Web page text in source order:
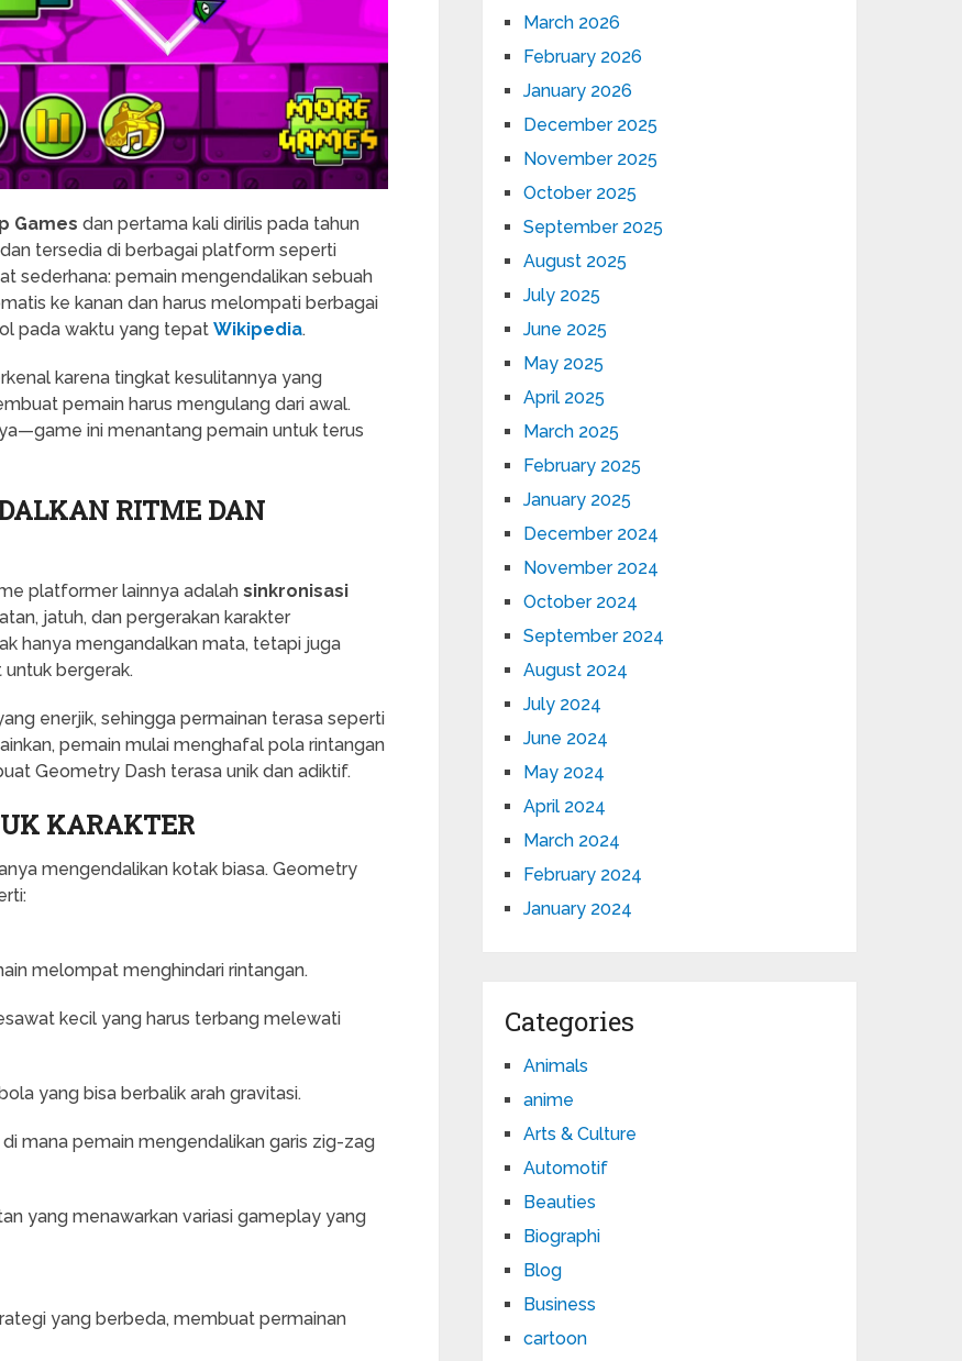
Games dan pertama kali dirilis pada tahun
tersedia di berbagai platform seperti
sederhana: pemain mengendalikan sebuah
ke kanan dan harus melompati berbagai
pada waktu yang tepat Wikipedia.
karena tingkat kesulitannya yang
pemain harus mengulang dari awal.
ini menantang pemain untuk terus
RITME DAN
platformer lainnya adalah sinkronisasi
jatuh, dan pergerakan karakter
hanya mengandalkan mata, tetapi juga
bergerak.
enerjik, sehingga permainan terasa seperti
pemain mulai menghafal pola rintangan
Geometry Dash terasa unik dan adiktif.
KARAKTER
mengendalikan kotak biasa. Geometry
melompat menghindari rintangan.
kecil yang harus terbang melewati
yang bisa berbalik arah gravitasi.
mana pemain mengendalikan garis zig-zag
yang menawarkan variasi gameplay yang
yang berbeda, membuat permainan
March 2026
February 2026
January 2026
December 2025
November 2025
October 2025
September 2025
August 2025
July 2025
June 2025
May 2025
April 2025
March 2025
February 2025
January 2025
December 2024
November 2024
October 2024
September 2024
August 2024
July 2024
June 2024
May 2024
April 2024
March 2024
February 2024
January 2024
Categories
Animals
anime
Arts & Culture
Automotif
Beauties
Biographi
Blog
Business
cartoon